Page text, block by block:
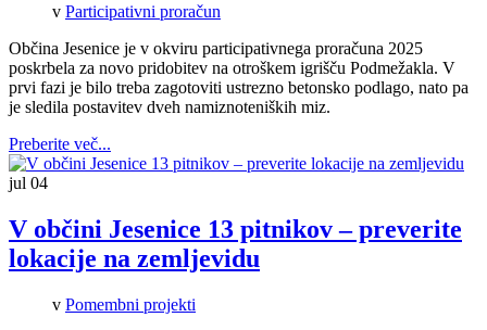
v Participativni proračun
Občina Jesenice je v okviru participativnega proračuna 2025
poskrbela za novo pridobitev na otroškem igrišču Podmežakla. V
prvi fazi je bilo treba zagotoviti ustrezno betonsko podlago, nato pa
je sledila postavitev dveh namiznoteniških miz.
Preberite več...
jul 04
V občini Jesenice 13 pitnikov – preverite
lokacije na zemljevidu
v Pomembni projekti